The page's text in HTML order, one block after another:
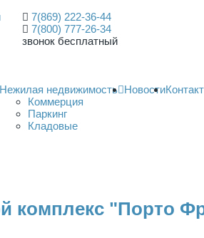
7(869) 222-36-44
7(800) 777-26-34
звонок бесплатный
Нежилая недвижимость
Коммерция
Паркинг
Кладовые
Новости
комплекс "Порто